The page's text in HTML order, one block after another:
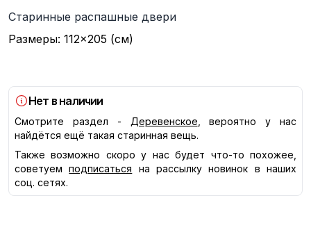
Описание
Старинные распашные двери
Размеры: 112×205 (см)
Нет в наличии
Смотрите раздел - Деревенское , вероятно у нас
найдётся ещё такая старинная вещь.
Также возможно скоро у нас будет что-то похожее,
советуем
подписаться
на рассылку новинок в наших
соц. сетях.